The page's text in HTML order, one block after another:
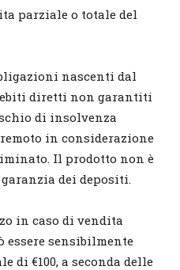
parziale o totale del
nascenti dal
diretti non garantiti
di insolvenza
in considerazione
Il prodotto non è
dei depositi.
in caso di vendita
sensibilmente
di €100, a seconda delle